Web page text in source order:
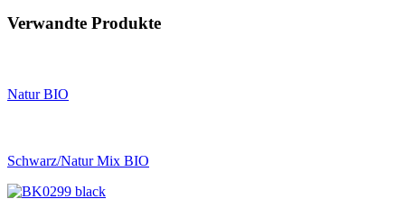
Verwandte Produkte
Natur BIO
Schwarz/Natur Mix BIO